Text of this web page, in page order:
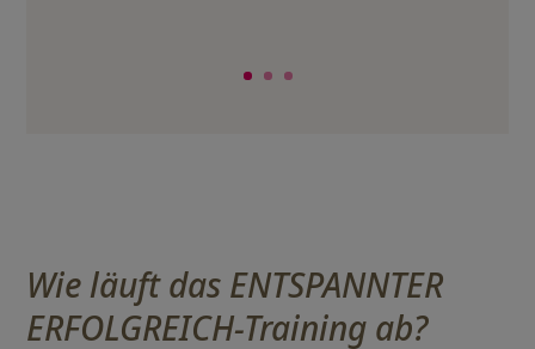
Wie läuft das ENTSPANNTER
ERFOLGREICH-Training ab?